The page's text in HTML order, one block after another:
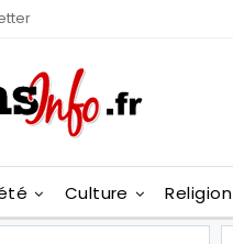
Culture Religion